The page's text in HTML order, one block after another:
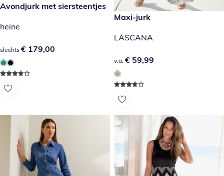
€ 179,00
Avondjurk met siersteentjes
heine
€ 179,00
slechts € 179,00
€ 59,99
Maxi-jurk
LASCANA
€ 59,99
v.a. € 59,99